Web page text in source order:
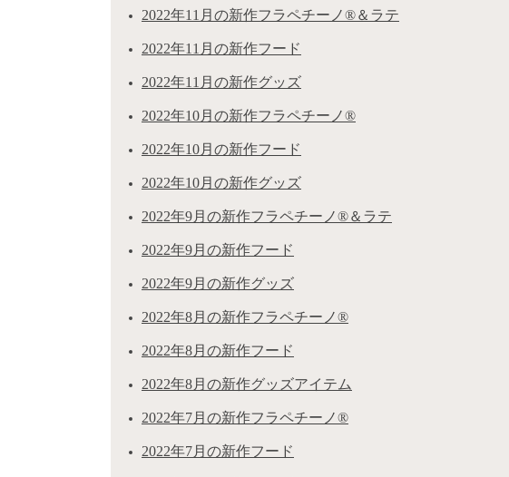
2022年11月の新作フラペチーノ®＆ラテ
2022年11月の新作フード
2022年11月の新作グッズ
2022年10月の新作フラペチーノ®
2022年10月の新作フード
2022年10月の新作グッズ
2022年9月の新作フラペチーノ®＆ラテ
2022年9月の新作フード
2022年9月の新作グッズ
2022年8月の新作フラペチーノ®
2022年8月の新作フード
2022年8月の新作グッズアイテム
2022年7月の新作フラペチーノ®
2022年7月の新作フード